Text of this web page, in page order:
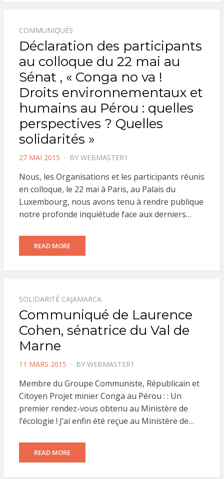
COMMUNIQUÉS
Déclaration des participants
au colloque du 22 mai au
Sénat , « Conga no va !
Droits environnementaux et
humains au Pérou : quelles
perspectives ? Quelles
solidarités »
POSTED
27 MAI 2015 BY WEBMASTER1
Nous, les Organisations et les participants réunis
en colloque, le 22 mai à Paris, au Palais du
Luxembourg, nous avons tenu à rendre publique
notre profonde inquiétude face aux derniers…
READ MORE
SOLIDARITÉ CAJAMARCA
Communiqué de Laurence
Cohen, sénatrice du Val de
Marne
POSTED
11 MARS 2015 BY WEBMASTER1
Membre du Groupe Communiste, Républicain et
Citoyen Projet minier Conga au Pérou : : Un
premier rendez-vous obtenu au Ministère de
l’écologie ! J’ai enfin été reçue au Ministère de…
READ MORE